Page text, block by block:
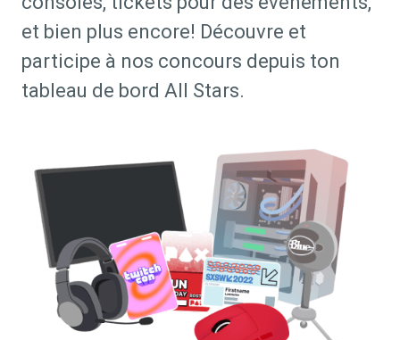
et bien plus encore! Découvre et
participe à nos concours depuis ton
tableau de bord All Stars.